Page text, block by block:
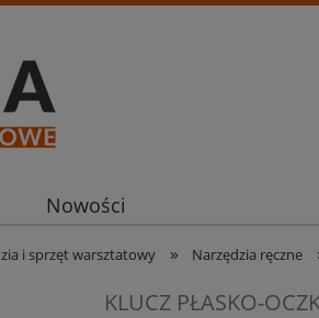
Nowości
i sprzęt warsztatowy » Narzędzia ręczne
KLUCZ PŁASKO-